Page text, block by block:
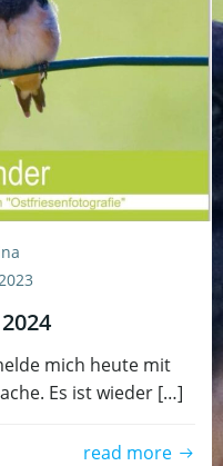
mich heute mit
Es ist wieder […]
read more